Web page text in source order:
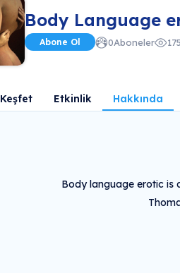
Body Language
Abone Ol 0Aboneler
Keşfet Etkinlik Hakkında
Body language erotic is